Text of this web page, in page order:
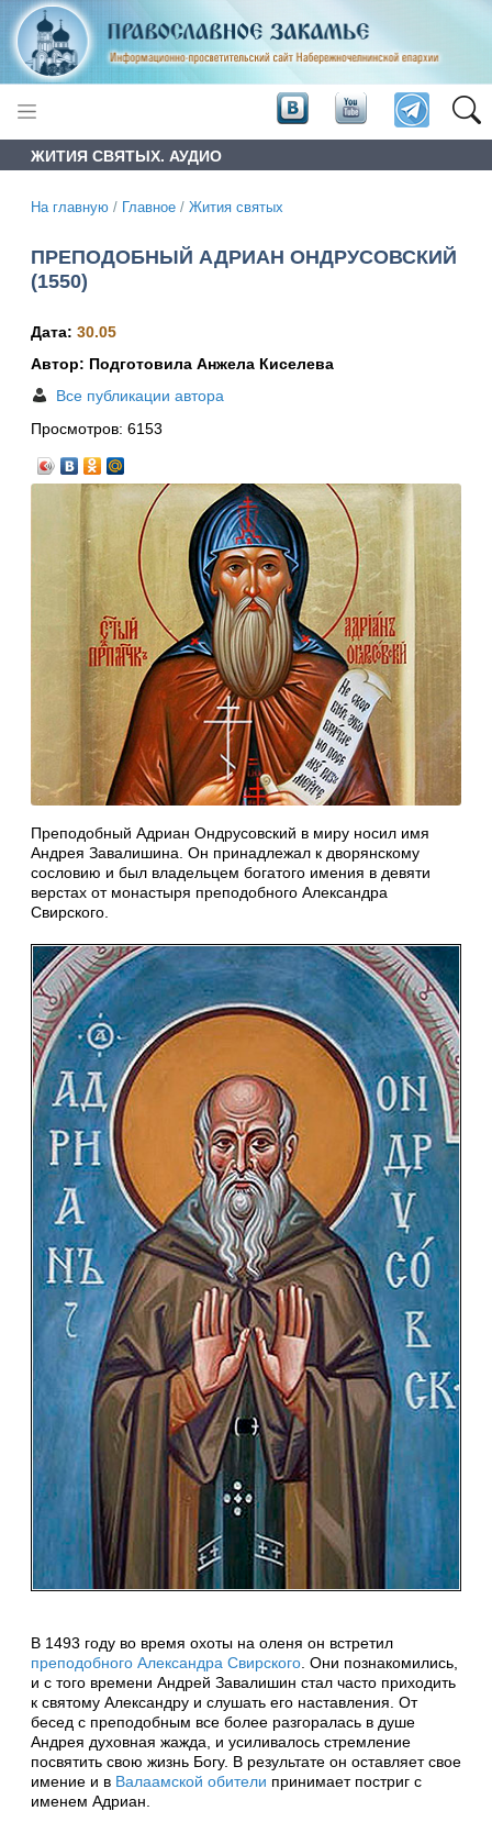
ЖИТИЯ СВЯТЫХ. АУДИО
На главную / Главное / Жития святых
ПРЕПОДОБНЫЙ АДРИАН ОНДРУСОВСКИЙ
(1550)
Дата: 30.05
Автор: Подготовила Анжела Киселева
Все публикации автора
Просмотров: 6153
Преподобный Адриан Ондрусовский в миру носил имя
Андрея Завалишина. Он принадлежал к дворянскому
сословию и был владельцем богатого имения в девяти
верстах от монастыря преподобного Александра
Свирского.
В 1493 году во время охоты на оленя он встретил
преподобного Александра Свирского. Они познакомились,
и с того времени Андрей Завалишин стал часто приходить
к святому Александру и слушать его наставления. От
бесед с преподобным все более разгоралась в душе
Андрея духовная жажда, и усиливалось стремление
посвятить свою жизнь Богу. В результате он оставляет свое
имение и в Валаамской обители принимает постриг с
именем Адриан.